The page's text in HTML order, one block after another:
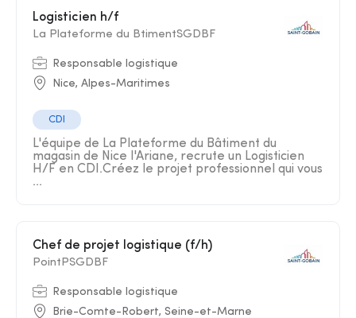
Logisticien h/f
La Plateforme du BtimentSGDBF
Responsable logistique
Nice, Alpes-Maritimes
CDI
L'équipe de La Plateforme du Bâtiment du
magasin de Nice l'Ariane, recrute un Logisticien
H/F en CDI.Créez le projet professionnel qui vous
...
Chef de projet logistique (f/h)
PointPSGDBF
Responsable logistique
Brie-Comte-Robert, Seine-et-Marne